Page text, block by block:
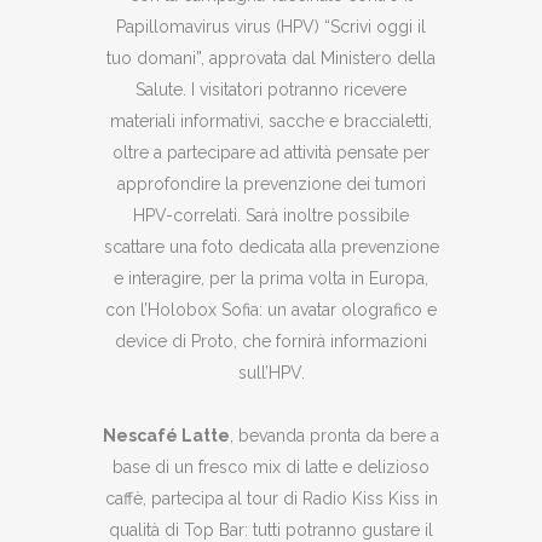
Papillomavirus virus (HPV) “Scrivi oggi il
tuo domani”, approvata dal Ministero della
Salute. I visitatori potranno ricevere
materiali informativi, sacche e braccialetti,
oltre a partecipare ad attività pensate per
approfondire la prevenzione dei tumori
HPV-correlati. Sarà inoltre possibile
scattare una foto dedicata alla prevenzione
e interagire, per la prima volta in Europa,
con l’Holobox Sofia: un avatar olografico e
device di Proto, che fornirà informazioni
sull’HPV.
Nescafé Latte , bevanda pronta da bere a
base di un fresco mix di latte e delizioso
caffè, partecipa al tour di Radio Kiss Kiss in
qualità di Top Bar: tutti potranno gustare il